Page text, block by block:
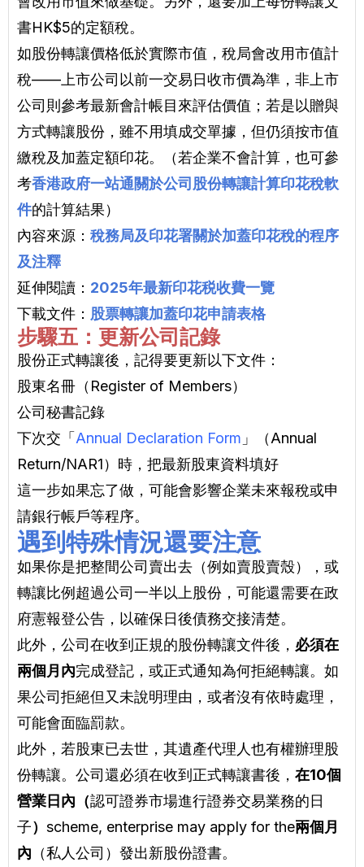
書HK$5的定額稅。
如股份轉讓價格低於實際市值，稅局會改用市值計
稅——上市公司以前一交易日收市價為準，非上市
公司則參考最新會計帳目來評估價值；若是以贈與
方式轉讓股份，雖不用填成交單據，但仍須按市值
繳稅及加蓋定額印花。（若企業不會計算，也可參
考香港政府一站通關於公司股份轉讓計算印花稅軟
件的計算結果）
內容來源： 稅務局及印花署關於加蓋印花稅的程序
及注釋
延伸閱讀： 2025年最新印花税收費一覽
下載文件： 股票轉讓加蓋印花申請表格
步驟五：更新公司記錄
股份正式轉讓後，記得要更新以下文件：
股東名冊（Register of Members）
公司秘書記錄
下次交「 Annual Declaration Form 」（Annual
Return/NAR1）時，把最新股東資料填好
這一步如果忘了做，可能會影響企業未來報稅或申
請銀行帳戶等程序。
遇到特殊情況還要注意
如果你是把整間公司賣出去（例如賣股賣殼），或
轉讓比例超過公司一半以上股份，可能還需要在政
府憲報登公告，以確保日後債務交接清楚。
此外，公司在收到正規的股份轉讓文件後， 必須在
兩個月內完成登記，或正式通知為何拒絕轉讓。如
果公司拒絕但又未說明理由，或者沒有依時處理，
可能會面臨罰款。
此外，若股東已去世，其遺產代理人也有權辦理股
份轉讓。公司還必須在收到正式轉讓書後， 在10個
營業日內（認可證券市場進行證券交易業務的日
子） scheme, enterprise may apply for the兩個月
內 （私人公司）發出新股份證書。